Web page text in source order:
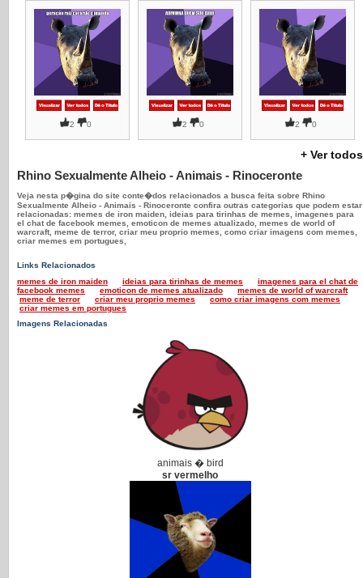
2 0 2 0 2 0
+ Ver todos
Rhino Sexualmente Alheio - Animais - Rinoceronte
Veja nesta p�gina do site conte�dos relacionados a busca feita sobre Rhino
Sexualmente Alheio - Animais - Rinoceronte confira outras categorias que podem estar
relacionadas: memes de iron maiden, ideias para tirinhas de memes, imagenes para
el chat de facebook memes, emoticon de memes atualizado, memes de world of
warcraft, meme de terror, criar meu proprio memes, como criar imagens com memes,
criar memes em portugues,
Links Relacionados
memes de iron maiden
ideias para tirinhas de memes
imagenes para el chat de
facebook memes
emoticon de memes atualizado
memes de world of warcraft
meme de terror
criar meu proprio memes
como criar imagens com memes
criar memes em portugues
Imagens Relacionadas
animais � bird
sr vermelho